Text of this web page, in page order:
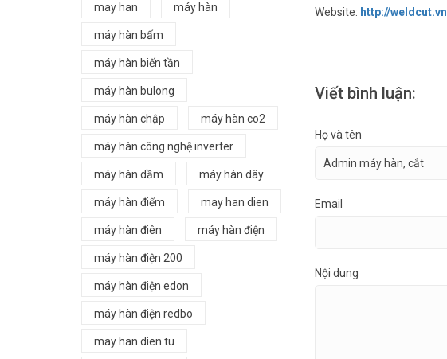
Website: http://weldcut.vn
Viết bình luận:
Họ và tên
Email
Nội dung
may han máy hàn
máy hàn bấm
máy hàn biến tần
máy hàn bulong
máy hàn chập máy hàn co2
máy hàn công nghệ inverter
máy hàn dầm máy hàn dây
máy hàn điểm may han dien
máy hàn điên máy hàn điện
máy hàn điện 200
máy hàn điện edon
máy hàn điện redbo
may han dien tu